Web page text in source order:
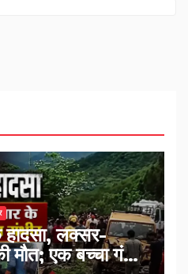
लक्सर-
मौत; एक बच्चा गंभीर